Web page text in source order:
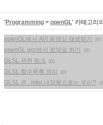
'Programming > openGL' 카테고리
openGL에서 AVI 동영상 재생하기 (0)
openGL gcc에서 컴파일 하기 (0)
GLSL 관련 링크 (0)
GLSL 함수목록 정리 (0)
GLSL 은.. intel 내장형으로는 무리?